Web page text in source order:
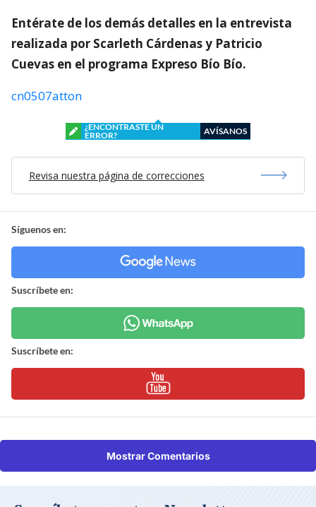
Entérate de los demás detalles en la entrevista
realizada por Scarleth Cárdenas y Patricio
Cuevas en el programa Expreso Bío Bío.
cn0507atton
¿ENCONTRASTE UN
ERROR?
AVÍSANOS
Revisa nuestra página de correcciones
Síguenos en:
Suscríbete en:
Suscríbete en:
Mostrar Comentarios